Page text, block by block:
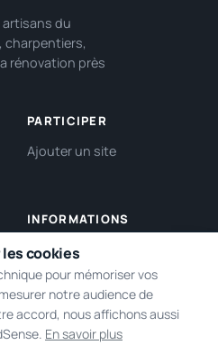
artisans du
charpentiers,
rénovation près
PARTICIPER
Ajouter un site
INFORMATIONS
À propos
Contact
cookies
pour mémoriser vos
notre audience de
accord, nous affichons aussi
En savoir plus